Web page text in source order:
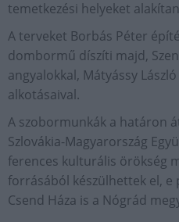
temetkezési helyeket
A terveket Borbás Péter
dombormű díszíti majd,
angyalokkal, Mátyássy
alkotásaival.
A szobormunkák a határon
Szlovákia-Magyarország
ferences kulturális örökség
forrásából készülhettek el,
Csend Háza is a Nógrád